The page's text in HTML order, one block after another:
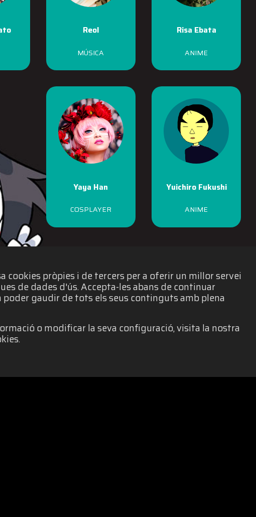
Reol
MÚSICA
Risa Ebata
ANIME
Yaya Han
COSPLAYER
Yuichiro Fukushi
ANIME
cookies pròpies i de tercers per a oferir un millor servei
de dades d'ús. Accepta-les abans de continuar
poder gaudir de tots els seus continguts amb plena
o modificar la seva configuració, visita la nostra